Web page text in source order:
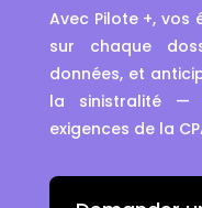
Avec Pilote +, vos
sur chaque
données, et
la sinistralité —
exigences de la